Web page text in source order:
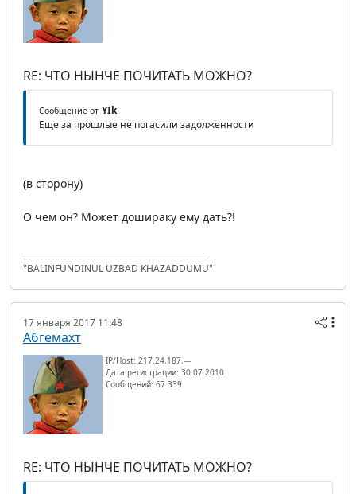
RE: ЧТО НЫНЧЕ ПОЧИТАТЬ МОЖНО?
Сообщение от YIk
Еще за прошлые не погасили задолженности
(в сторону)
О чем он? Может дошираку ему дать?!
"BALINFUNDINUL UZBAD KHAZADDUMU"
17 января 2017 11:48
Абгемахт
IP/Host: 217.24.187.---
Дата регистрации: 30.07.2010
Сообщений: 67 339
RE: ЧТО НЫНЧЕ ПОЧИТАТЬ МОЖНО?